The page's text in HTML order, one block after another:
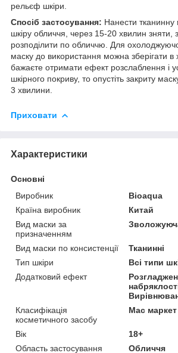
рельєф шкіри.
Спосіб застосування: Нанести тканинну
шкіру обличчя, через 15-20 хвилин зняти,
розподілити по обличчю. Для
маску до використання можна зберігати
бажаєте отримати ефект розслаблення і
шкірного покриву, то опустіть закриту
3 хвилини.
Приховати
Характеристики
Основні
Виробник
Bioaqua
Країна виробник
Китай
Вид маски за
призначенням
Вид маски по консистенції
Тканинні
Тип шкіри
Всі типи
Додатковий ефект
Класифікація
косметичного засобу
Мас маркет
Вік
18+
Область застосування
Обличчя